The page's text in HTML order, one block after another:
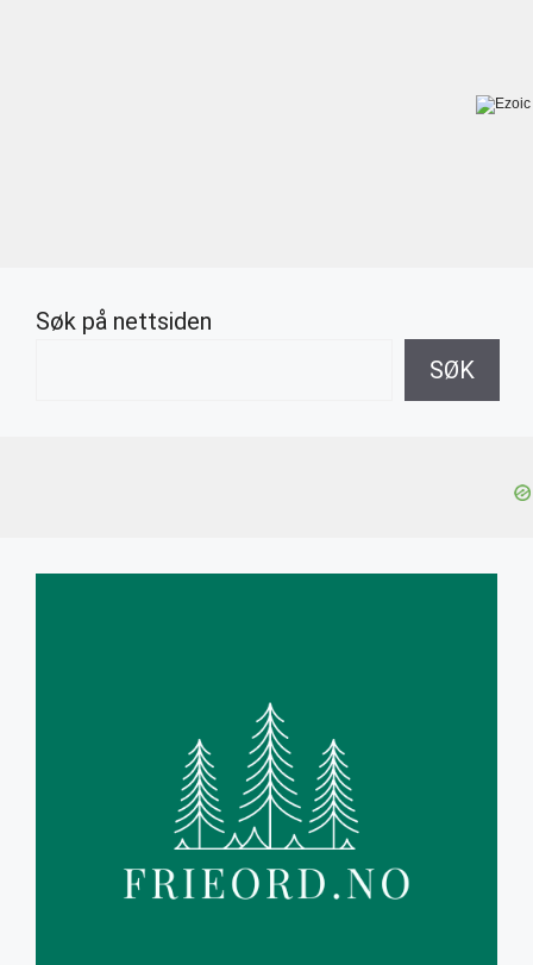
Søk på nettsiden
SØK